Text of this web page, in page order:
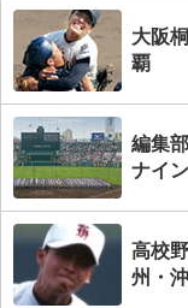
大阪
覇
編集
ナイン
高校
州・